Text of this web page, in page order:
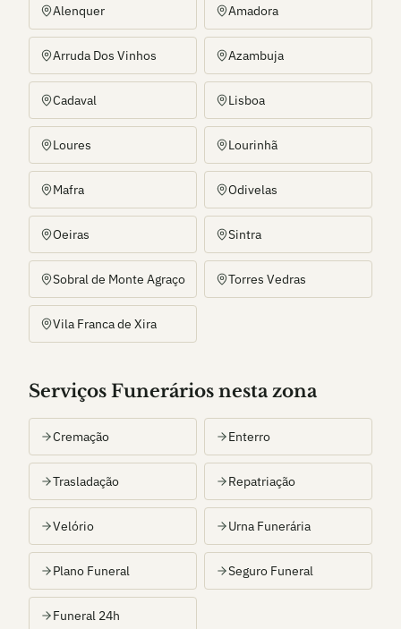
Alenquer Amadora
Arruda Dos Vinhos Azambuja
Cadaval Lisboa
Loures Lourinhã
Mafra Odivelas
Oeiras Sintra
Sobral de Monte Agraço Torres Vedras
Vila Franca de Xira
Serviços Funerários nesta zona
Cremação Enterro
Trasladação Repatriação
Velório Urna Funerária
Plano Funeral Seguro Funeral
Funeral 24h